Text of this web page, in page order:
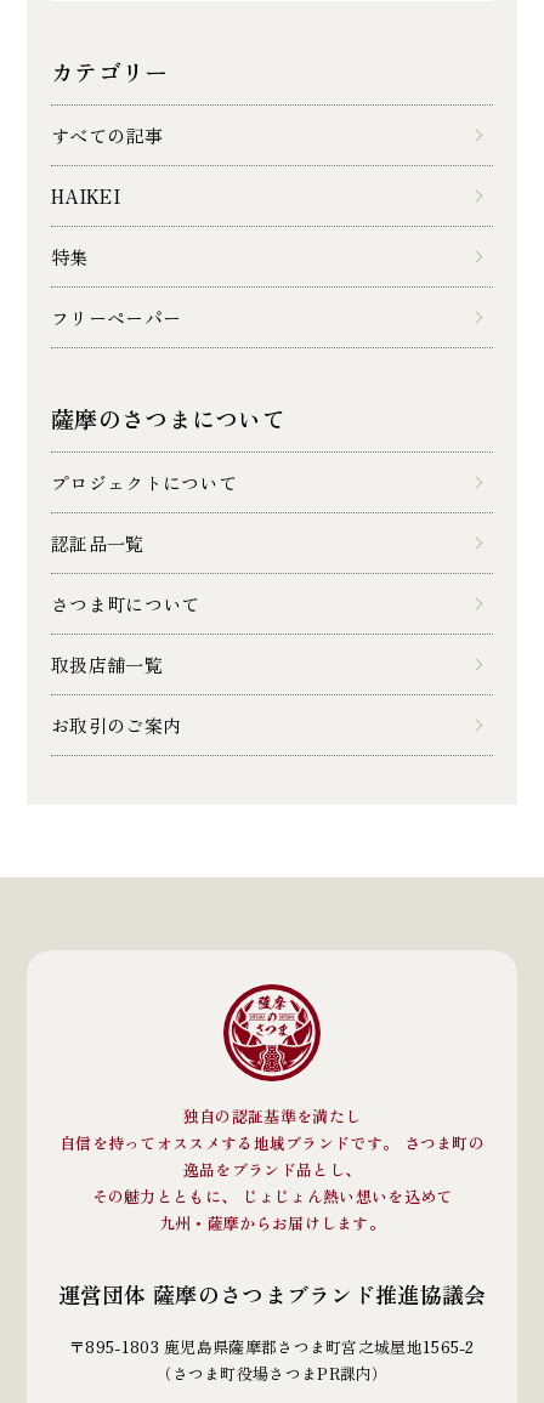
カテゴリー
すべての記事
HAIKEI
特集
フリーペーパー
薩摩のさつまについて
プロジェクトについて
認証品一覧
さつま町について
取扱店舗一覧
お取引のご案内
独自の認証基準を満たし
自信を持ってオススメする地域ブランドです。 さつま町の
逸品をブランド品とし、
その魅力とともに、 じょじょん熱い想いを込めて
九州・薩摩からお届けします。
運営団体 薩摩のさつまブランド推進協議会
〒895-1803 鹿児島県薩摩郡さつま町宮之城屋地1565-2
（さつま町役場さつまPR課内）